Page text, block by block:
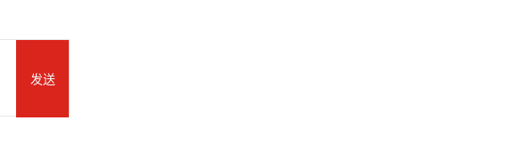
发送